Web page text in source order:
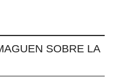
SOBRE LA